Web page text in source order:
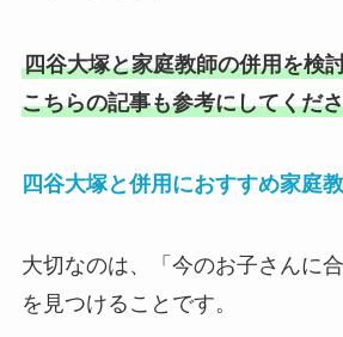
四谷大塚と家庭教師の併用を検
こちらの記事も参考にしてくだ
四谷大塚と併用におすすめ家庭
大切なのは、「今のお子さんに
を見つけることです。